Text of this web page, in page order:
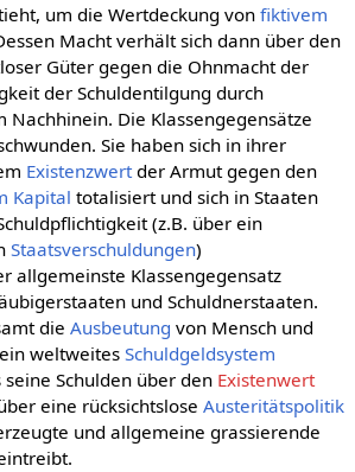
um die Wertdeckung von fiktivem
Macht verhält sich dann über den
Güter gegen die Ohnmacht der
der Schuldentilgung durch
Nachhinein. Die Klassengegensätze
Sie haben sich in ihrer
Existenzwertder Armut gegen den
Kapital totalisiert und sich in Staaten
(z.B. über ein
Staatsverschuldungen)
allgemeinste Klassengegensatz
und Schuldnerstaaten.
die Ausbeutung von Mensch und
weltweitesSchuldgeldsystem
Schulden über den Existenwert
eine rücksichtslose Austeritätspolitik
und allgemeine grassierende